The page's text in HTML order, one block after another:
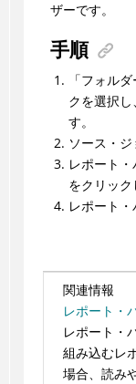
ザーです。
手順
「フォル
クを選択し、
す。
ソース・ジ
レポート・
をクリック
レポート
関連情報
レポート・
レポート・
組み込むレ
場合、読み